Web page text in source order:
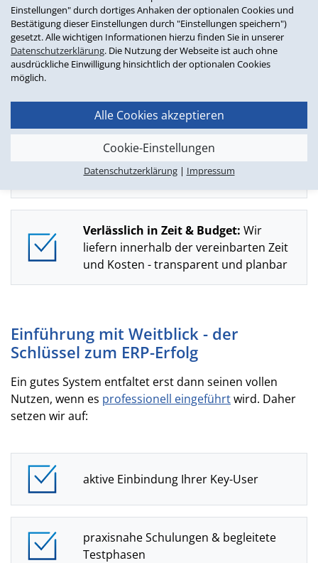
Einstellungen" durch dortiges Anhaken der optionalen Cookies und
Bestätigung dieser Einstellungen durch "Einstellungen speichern")
gesetzt. Alle wichtigen Informationen hierzu finden Sie in unserer
Datenschutzerklärung. Die Nutzung der Webseite ist auch ohne
ausdrückliche Einwilligung hinsichtlich der optionalen Cookies
möglich.
Alle Cookies akzeptieren
Cookie-Einstellungen
Datenschutzerklärung| Impressum
Agile Methoden:
Transparent, schnell,
praxisnah
Eigene ERP-Software:
den Handel
Partnerschaftlich:Von der Beratung
bis zur langfristigen Weiterentwicklung
Verlässlich in Zeit & Budget: Wir
liefern innerhalb der vereinbarten Zeit
und Kosten - transparent und planbar
Einführung mit Weitblick - der
Schlüssel zum ERP-Erfolg
Ein gutes System entfaltet erst dann seinen vollen
Nutzen, wenn es professionell eingeführtwird. Daher
setzen wir auf:
aktive Einbindung Ihrer Key-User
praxisnahe Schulungen & begleitete
Testphasen